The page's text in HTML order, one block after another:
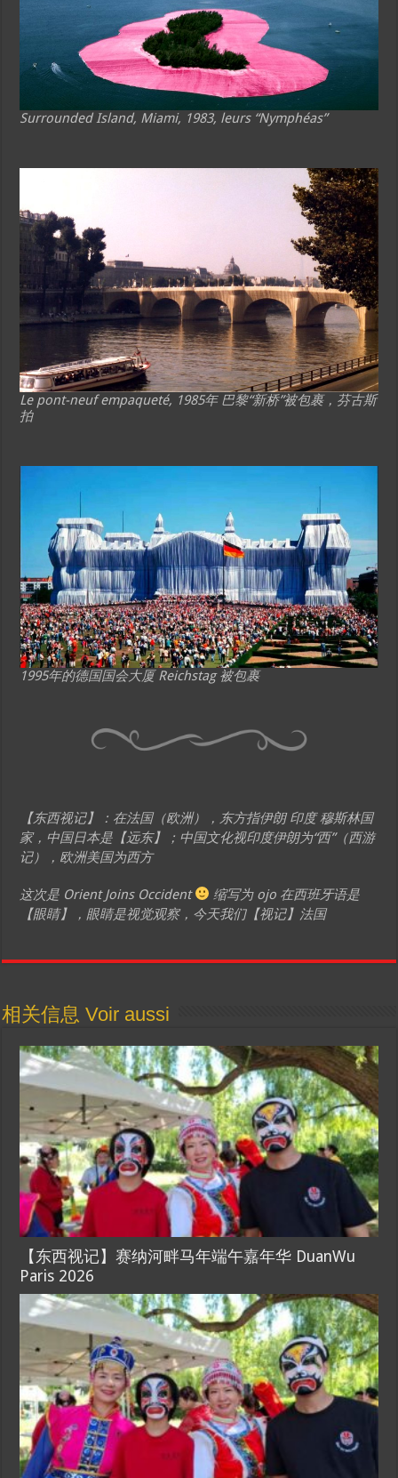
Surrounded Island, Miami, 1983, leurs “Nymphéas”
Le pont-neuf empaqueté, 1985年 巴黎“新桥”被包裹，芬古斯
拍
1995年的德国国会大厦 Reichstag 被包裹
【东西视记】：在法国（欧洲），东方指伊朗 印度 穆斯林国
家，中国日本是【远东】；中国文化视印度伊朗为“西”（西游
记），欧洲美国为西方
这次是 Orient Joins Occident
缩写为 ojo 在西班牙语是
【眼睛】，眼睛是视觉观察，今天我们【视记】法国
相关信息 Voir aussi
【东西视记】赛纳河畔马年端午嘉年华 DuanWu
Paris 2026